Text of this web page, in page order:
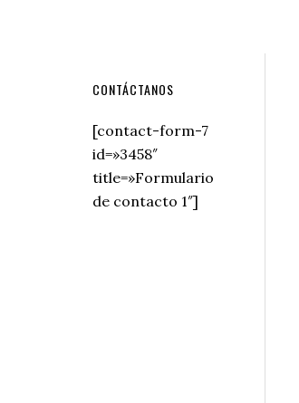
Secondary
Sidebar
CONTÁCTANOS
[contact-form-7
id=»3458″
title=»Formulario
de contacto 1″]